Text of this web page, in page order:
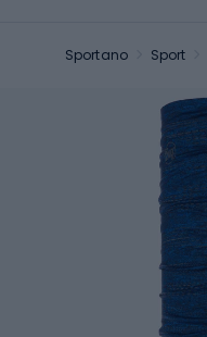
Sportano Sport